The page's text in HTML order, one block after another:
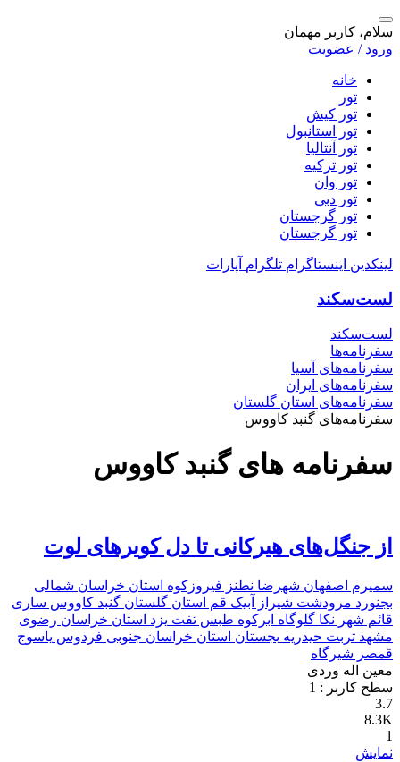
سلام، کاربر مهمان
ورود / عضویت
خانه
تور
تور کیش
تور استانبول
تور آنتالیا
تور ترکیه
تور وان
تور دبی
تور گرجستان
تور گرجستان
لینکدین اینستاگرام تلگرام آپارات
لست‌سکند
لست‌سکند
سفرنامه‌ها
سفرنامه‌های آسیا
سفرنامه‌های ایران
سفرنامه‌های استان گلستان
سفرنامه‌های گنبد کاووس
سفرنامه های گنبد کاووس
از جنگل‌های هیرکانی تا دل کویرهای لوت
سمیرم اصفهان شهرضا نطنز فیروزکوه استان خراسان شمالی
بجنورد مرودشت شیراز آبیک قم استان گلستان گنبد کاووس ساری
قائم شهر نکا گلوگاه ابرکوه طبس تفت یزد استان خراسان رضوی
مشهد تربت حیدریه بجستان استان خراسان جنوبی فردوس یاسوج
قمصر شیرگاه
معین اله وردی
سطح کاربر : 1
3.7
8.3K
1
نمایش